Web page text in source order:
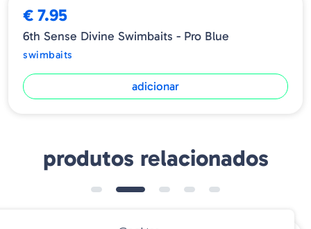
€ 7.95
6th Sense Divine Swimbaits - Pro Blue
swimbaits
adicionar
produtos relacionados